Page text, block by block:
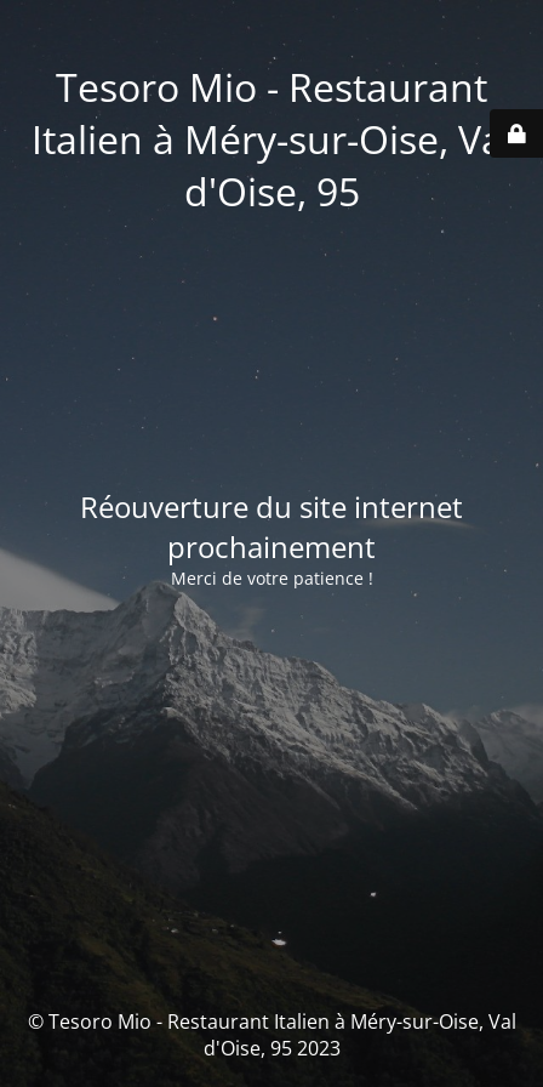
Tesoro Mio - Restaurant
Italien à Méry-sur-Oise, Val
d'Oise, 95
Réouverture du site internet
prochainement
Merci de votre patience !
© Tesoro Mio - Restaurant Italien à Méry-sur-Oise, Val
d'Oise, 95 2023